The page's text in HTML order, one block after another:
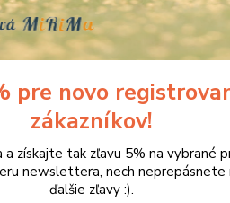
Psy a mačky Doplnky pre BARF
BARF 8in1-
pre novo
zákazníkov!
a získajte tak zľavu 5% na vybrané
newslettera, nech neprepásnete
ďalšie zľavy :).